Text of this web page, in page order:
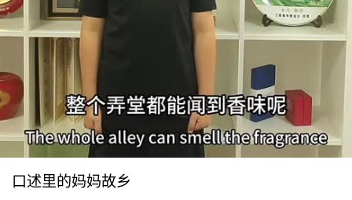
口述里的妈妈故乡